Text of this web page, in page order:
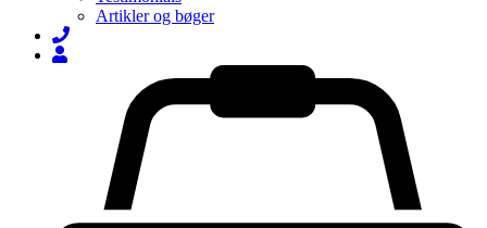
Artikler og bøger